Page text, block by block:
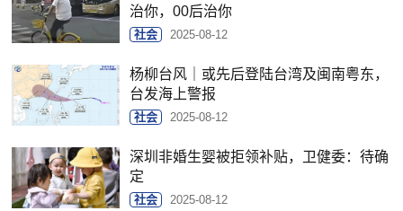
治你，00后治你
社会 2025-08-12
杨柳台风｜或先后登陆台湾及闽南粤东，
台发海上警报
社会 2025-08-12
深圳非婚生婴被拒领补贴，卫健委：待确
定
社会 2025-08-12